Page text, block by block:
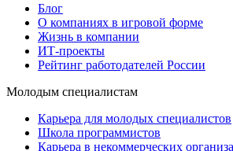
Блог
О компаниях в игровой форме
Жизнь в компании
ИТ-проекты
Рейтинг работодателей России
Молодым специалистам
Карьера для молодых специалистов
Школа программистов
Карьера в некоммерческих